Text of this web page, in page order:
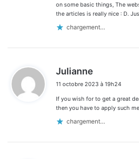
on some basic things, The
the articles is really nice : D.
chargement…
Julianne
t
:
11 octobre 2023 à 19h24
If you wish for to get a great
then you have to apply such
chargement…